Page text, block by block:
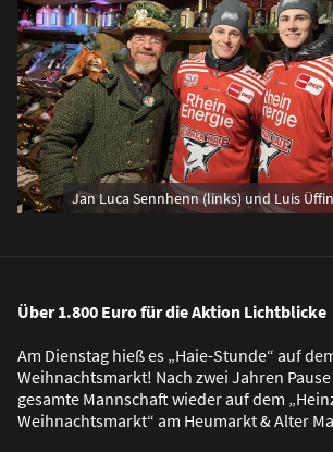
Jan Luca Sennhenn (links) und Luis
Über 1.800 Euro für die Aktion Lichtblicke
Am Dienstag hießes „Haie-Stunde“ auf
Weihnachtsmarkt! Nach zwei Jahren
gesamte Mannschaft wieder auf dem
Weihnachtsmarkt“ am Heumarkt & Alter